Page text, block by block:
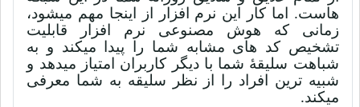
هاست. اما کار این نرم افزار از اینجا مهم میشود،
زمانی که هوش مصنوعی نرم افزار قابلیت
تشخیص کد های مشابه شما را پیدا میکند و به
شباهت سلیقۀ شما با دیگر کاربران امتیاز میدهد و
شبیه ترین افراد را از نظر سلیقه به شما معرفی
میکند.